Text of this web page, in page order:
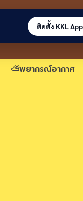
⛅พยากรณ์อากาศ
ติดตั้ง KKL App